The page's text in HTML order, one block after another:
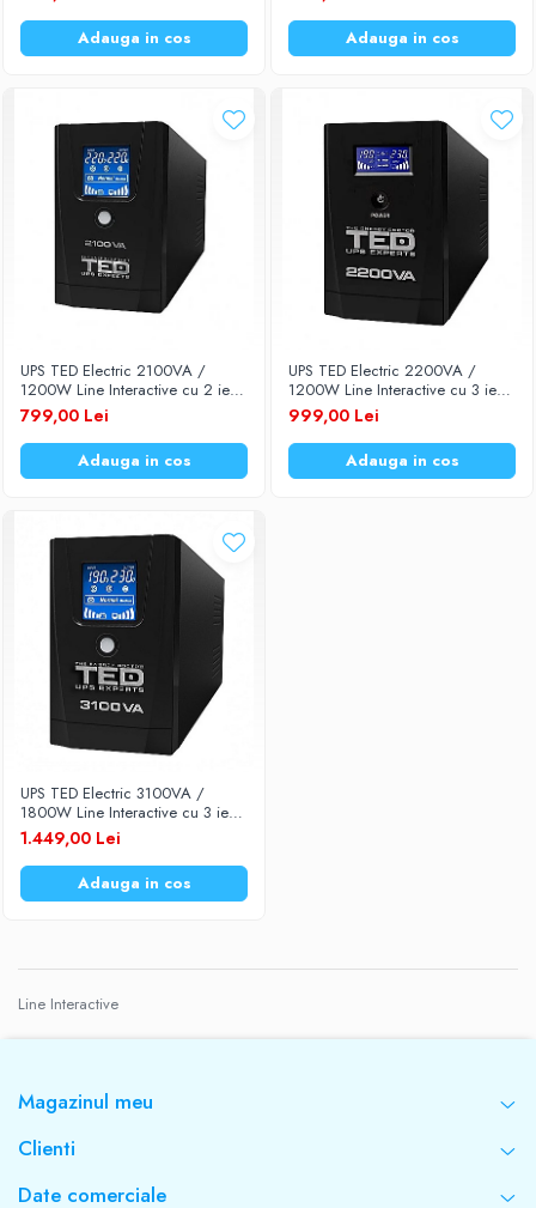
Adauga in cos Adauga in cos
UPS TED Electric 2100VA /
1200W Line Interactive cu 2 iesiri
schuko si display LCD TED-2100
799,00 Lei
Adauga in cos
UPS TED Electric 2200VA /
1200W Line Interactive cu 3 iesiri
schuko si display LCD TED-2200
999,00 Lei
Adauga in cos
UPS TED Electric 3100VA /
1800W Line Interactive cu 3 iesiri
schuko si display LCD TED-3100
1.449,00 Lei
Adauga in cos
Line Interactive
Magazinul meu
Clienti
Date comerciale